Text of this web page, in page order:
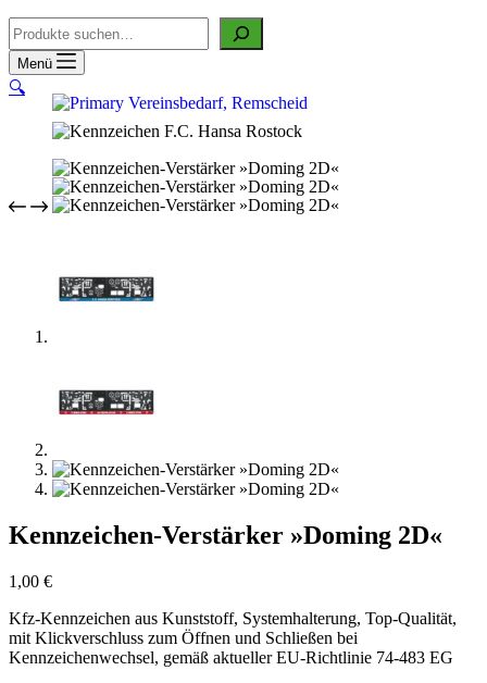
Suche
Menü
🔍
Kennzeichen-Verstärker »Doming 2D«
1,00 €
Kfz-Kennzeichen aus Kunststoff, Systemhalterung, Top-Qualität,
mit Klickverschluss zum Öffnen und Schließen bei
Kennzeichenwechsel, gemäß aktueller EU-Richtlinie 74-483 EG